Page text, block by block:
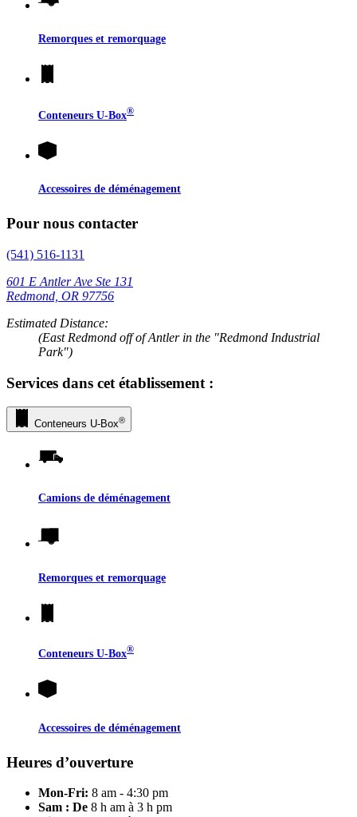
Remorques et remorquage
Conteneurs U-Box®
Accessoires de déménagement
Pour nous contacter
(541) 516-1131
601 E Antler Ave Ste 131
Redmond, OR 97756
Estimated Distance:
(East Redmond off of Antler in the "Redmond Industrial
Park")
Services dans cet établissement :
Conteneurs U-Box®
Camions de déménagement
Remorques et remorquage
Conteneurs U-Box®
Accessoires de déménagement
Heures d’ouverture
Mon-Fri: 8 am - 4:30 pm
Sam : De 8 h am à 3 h pm